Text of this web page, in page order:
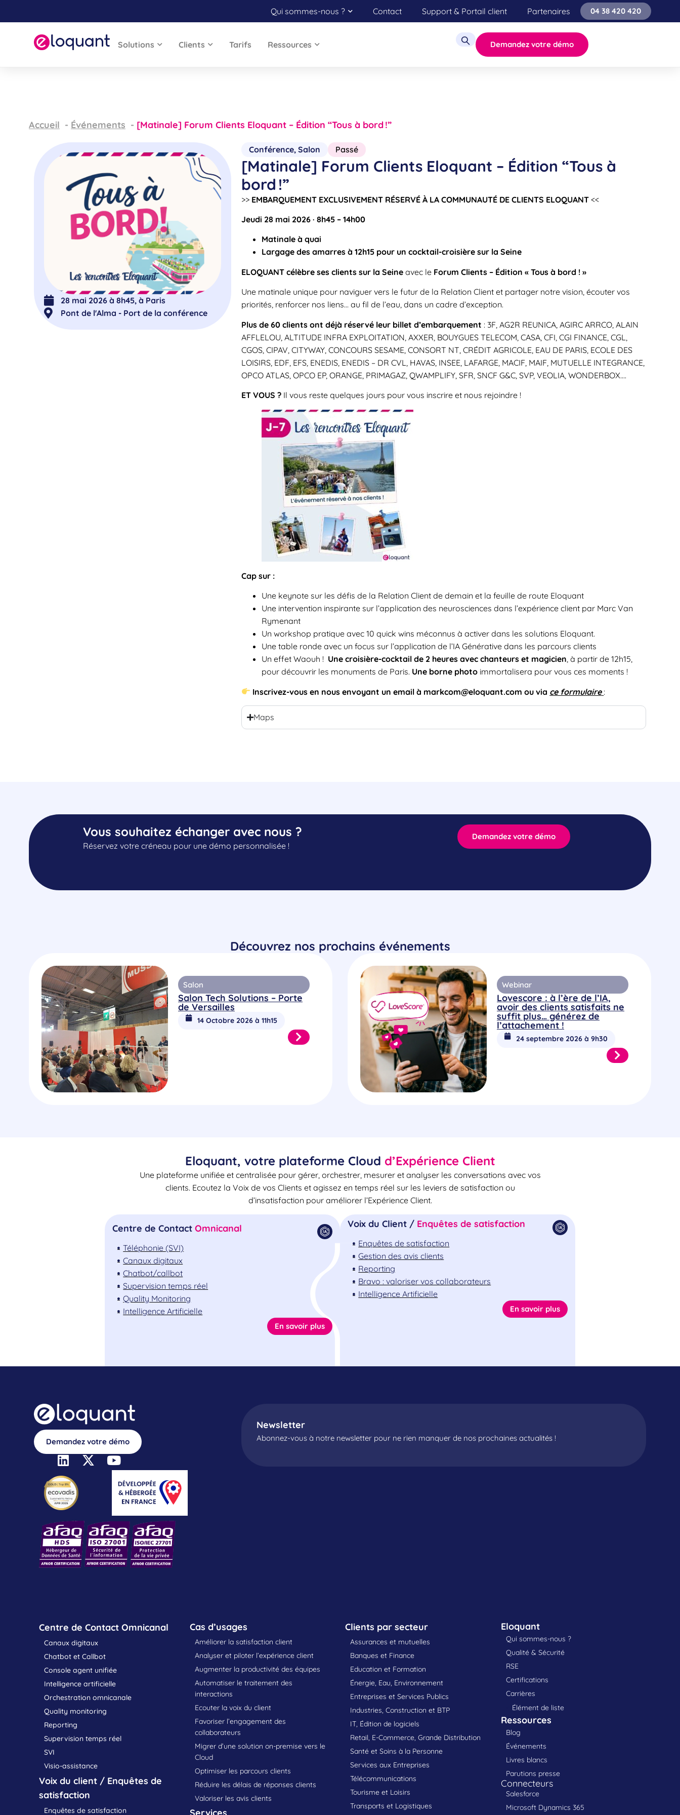
Qui sommes-nous ? Contact Support & Portail client Partenaires 04 38 420 420
Solutions Clients Tarifs Ressources Demandez votre démo
Accueil Événements [Matinale] Forum Clients Eloquant – Édition “Tous à bord !”
28 mai 2026 à 8h45, à Paris
Pont de l'Alma - Port de la conférence
Conférence, Salon Passé
[Matinale] Forum Clients Eloquant – Édition “Tous à
bord !”
>> EMBARQUEMENT EXCLUSIVEMENT RÉSERVÉ À LA COMMUNAUTÉ DE CLIENTS ELOQUANT<<
Jeudi 28 mai 2026 · 8h45 – 14h00
Matinale à quai
Largage des amarres à 12h15 pour un cocktail-croisière sur la Seine
ELOQUANT célèbre ses clients sur la Seineavec le Forum Clients – Édition « Tous à bord ! »
Une matinale unique pour naviguer vers le futur de la Relation Client et partager notre vision, écouter vos
priorités, renforcer nos liens… au fil de l’eau, dans un cadre d’exception.
Plus de 60 clients ont déjà réservé leur billet d’embarquement : 3F, AG2R REUNICA, AGIRC ARRCO, ALAIN
AFFLELOU, ALTITUDE INFRA EXPLOITATION, AXXER, BOUYGUES TELECOM, CASA, CFI, CGI FINANCE, CGL,
CGOS, CIPAV, CITYWAY, CONCOURS SESAME, CONSORT NT, CRÉDIT AGRICOLE, EAU DE PARIS, ECOLE DES
LOISIRS, EDF, EFS, ENEDIS, ENEDIS – DR CVL, HAVAS, INSEE, LAFARGE, MACIF, MAIF, MUTUELLE INTEGRANCE,
OPCO ATLAS, OPCO EP, ORANGE, PRIMAGAZ, QWAMPLIFY, SFR, SNCF G&C, SVP, VEOLIA, WONDERBOX….
ET VOUS ?Il vous reste quelques jours pour vous inscrire et nous rejoindre !
Cap sur :
Une keynote sur les défis de la Relation Client de demain et la feuille de route Eloquant
Une intervention inspirante sur l’application des neurosciences dans l’expérience client par Marc Van
Rymenant
Un workshop pratique avec 10 quick wins méconnus à activer dans les solutions Eloquant.
Une table ronde avec un focus sur l’application de l’IA Générative dans les parcours clients
Un effet Waouh ! Une croisière-cocktail de 2 heures avec chanteurs et magicien, à partir de 12h15,
pour découvrir les monuments de Paris. Une borne photoimmortalisera pour vous ces moments !
Inscrivez-vous en nous envoyant un email à markcom@eloquant.com ou via ce formulaire :
Maps
Demandez votre démo
Vous souhaitez échanger avec nous ?
Réservez votre créneau pour une démo personnalisée !
Découvrez nos prochains événements
Salon
Salon Tech Solutions – Porte
de Versailles
14 Octobre 2026 à 11h15
Webinar
Lovescore : à l’ère de l’IA,
avoir des clients satisfaits ne
suffit plus… générez de
l’attachement !
24 septembre 2026 à 9h30
Eloquant, votre plateforme Cloud d’Expérience Client
Une plateforme unifiée et centralisée pour gérer, orchestrer, mesurer et analyser les conversations avec vos
clients. Ecoutez la Voix de vos Clients et agissez en temps réel sur les leviers de satisfaction ou
d’insatisfaction pour améliorer l’Expérience Client.
Centre de Contact Omnicanal
Téléphonie (SVI)
Canaux digitaux
Chatbot/callbot
Supervision temps réel
Quality Monitoring
Intelligence Artificielle
En savoir plus
Voix du Client / Enquêtes de satisfaction
Enquêtes de satisfaction
Gestion des avis clients
Reporting
Bravo : valoriser vos collaborateurs
Intelligence Artificielle
En savoir plus
Demandez votre démo
Newsletter
Abonnez-vous à notre newsletter pour ne rien manquer de nos prochaines actualités !
Centre de Contact Omnicanal
Canaux digitaux
Chatbot et Callbot
Console agent unifiée
Intelligence artificielle
Orchestration omnicanale
Quality monitoring
Reporting
Supervision temps réel
SVI
Visio-assistance
Voix du client / Enquêtes de
satisfaction
Enquêtes de satisfaction
Cas d’usages
Améliorer la satisfaction client
Analyser et piloter l’expérience client
Augmenter la productivité des équipes
Automatiser le traitement des
interactions
Ecouter la voix du client
Favoriser l’engagement des
collaborateurs
Migrer d’une solution on-premise vers le
Cloud
Optimiser les parcours clients
Réduire les délais de réponses clients
Valoriser les avis clients
Services
Clients par secteur
Assurances et mutuelles
Banques et Finance
Education et Formation
Énergie, Eau, Environnement
Entreprises et Services Publics
Industries, Construction et BTP
IT, Édition de logiciels
Retail, E-Commerce, Grande Distribution
Santé et Soins à la Personne
Services aux Entreprises
Télécommunications
Tourisme et Loisirs
Transports et Logistiques
Eloquant
Qui sommes-nous ?
Qualité & Sécurité
RSE
Certifications
Carrières
Élément de liste
Ressources
Blog
Événements
Livres blancs
Parutions presse
Connecteurs
Salesforce
Microsoft Dynamics 365